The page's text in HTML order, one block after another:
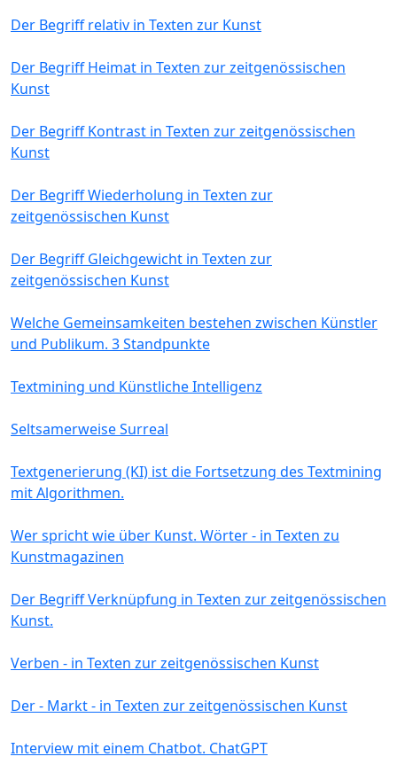
Der Begriff relativ in Texten zur Kunst
Der Begriff Heimat in Texten zur zeitgenössischen
Kunst
Der Begriff Kontrast in Texten zur zeitgenössischen
Kunst
Der Begriff Wiederholung in Texten zur
zeitgenössischen Kunst
Der Begriff Gleichgewicht in Texten zur
zeitgenössischen Kunst
Welche Gemeinsamkeiten bestehen zwischen Künstler
und Publikum. 3 Standpunkte
Textmining und Künstliche Intelligenz
Seltsamerweise Surreal
Textgenerierung (KI) ist die Fortsetzung des Textmining
mit Algorithmen.
Wer spricht wie über Kunst. Wörter - in Texten zu
Kunstmagazinen
Der Begriff Verknüpfung in Texten zur zeitgenössischen
Kunst.
Verben - in Texten zur zeitgenössischen Kunst
Der - Markt - in Texten zur zeitgenössischen Kunst
Interview mit einem Chatbot. ChatGPT